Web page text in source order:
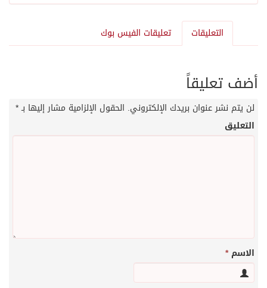
التعليقات تعليقات الفيس بوك
أضف تعليقاً
لن يتم نشر عنوان بريدك الإلكتروني. الحقول الإلزامية مشار إليها بـ*
التعليق
الاسم*